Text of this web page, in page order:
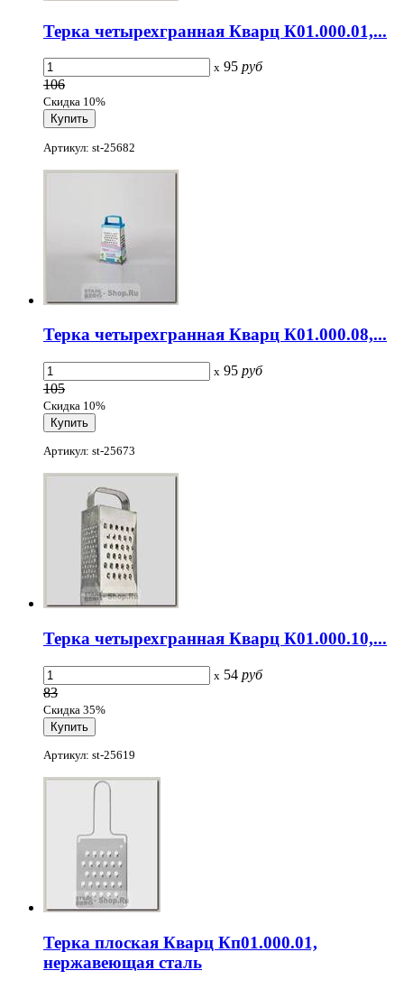
Терка четырехгранная Кварц К01.000.01,...
x 95 руб
106
Скидка 10%
Артикул: st-25682
Терка четырехгранная Кварц К01.000.08,...
x 95 руб
105
Скидка 10%
Артикул: st-25673
Терка четырехгранная Кварц К01.000.10,...
x 54 руб
83
Скидка 35%
Артикул: st-25619
Терка плоская Кварц Кп01.000.01,
нержавеющая сталь